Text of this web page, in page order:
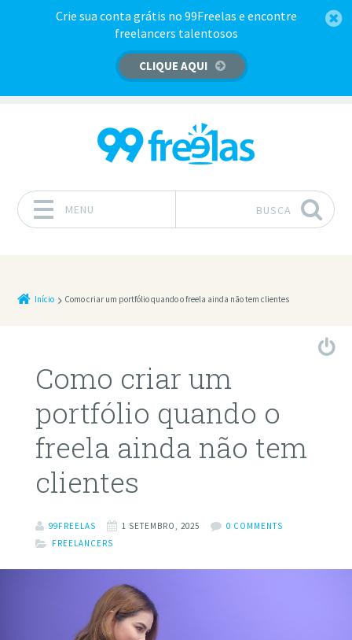
Crie sua conta grátis no 99Freelas e encontre
freelancers talentosos
CLIQUE AQUI
MENU BUSCA
Início Como criar um portfólio quando o freela ainda não tem clientes
Como criar um
portfólio quando o
freela ainda não tem
clientes
99FREELAS 1 SETEMBRO, 2025
0 COMMENTS
FREELANCERS